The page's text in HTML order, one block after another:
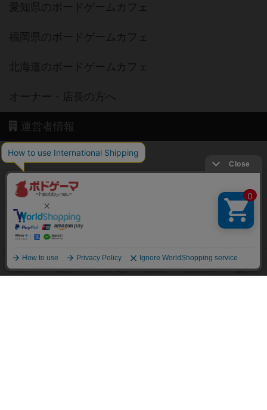
愛知県のボードゲームカフェ
福岡県のボードゲームカフェ
北海道のボードゲームカフェ
オーナー・店長の方へ
運営者情報
ご利用規約
個人情報保護方針
特定商取引法に基づく表記
公式X